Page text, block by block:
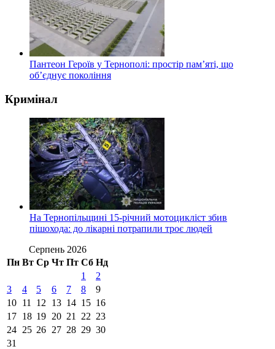
Пантеон Героїв у Тернополі: простір пам’яті, що
об’єднує покоління
Кримінал
На Тернопільщині 15-річний мотоцикліст збив
пішохода: до лікарні потрапили троє людей
Серпень 2026
Пн Вт Ср Чт Пт Сб Нд
1
2
3
4 5 6 7 8
9
10 11 12 13 14 15 16
17 18 19 20 21 22 23
24 25 26 27 28 29 30
31